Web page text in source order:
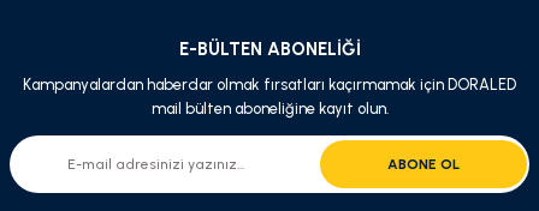
E-BÜLTEN ABONELİĞİ
Kampanyalardan haberdar olmak fırsatları kaçırmamak için DORALED
mail bülten aboneliğine kayıt olun.
ABONE OL